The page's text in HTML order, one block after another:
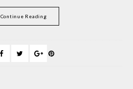
Continue Reading